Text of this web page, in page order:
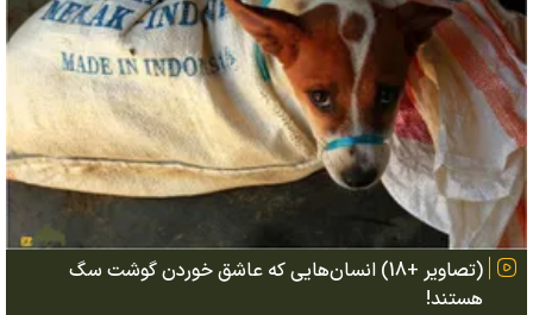
(تصاویر +18) انسان‌هایی که عاشق خوردن گوشت سگ
هستند!